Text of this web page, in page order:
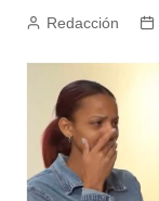
Redacción